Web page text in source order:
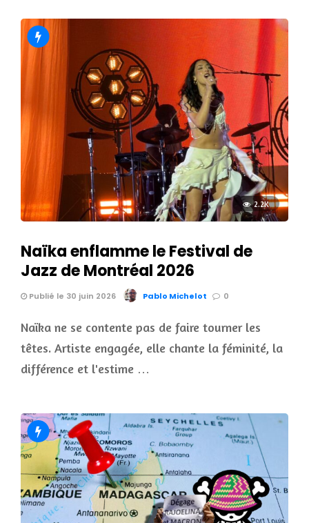
2.2K
Naïka enflamme le Festival de
Jazz de Montréal 2026
Publié le 30 juin 2026 Pablo Michelot 0
Naïka ne se contente pas de faire tourner les
têtes. Artiste engagée, elle chante la féminité, la
différence et l'estime …